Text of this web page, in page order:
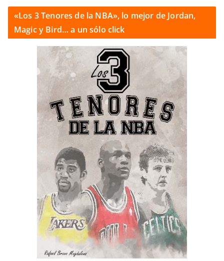
«Los 3 Tenores de la NBA», lo mejor de Jordan,
Magic y Bird… a un sólo click